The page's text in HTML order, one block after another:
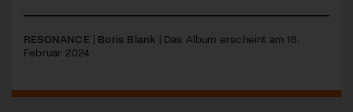
RESONANCE | Boris Blank | Das Album erscheint am 16.
Februar 2024